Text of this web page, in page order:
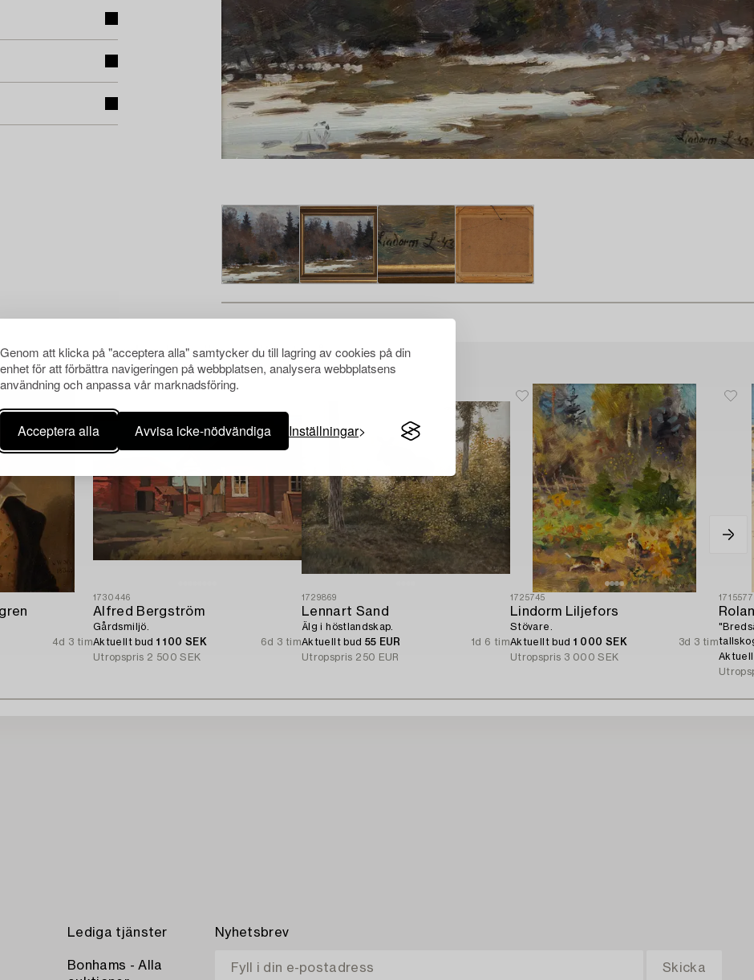
Genom att klicka på "acceptera alla" samtycker du till lagring av cookies på din
enhet för att förbättra navigeringen på webbplatsen, analysera webbplatsens
användning och anpassa vår marknadsföring.
Acceptera alla Avvisa icke-nödvändiga Inställningar
Andra har även tittat på
4d 3 tim
1730446
Alfred Bergström
Gårdsmiljö.
Aktuellt bud 1 100 SEK
6d 3 tim
Utropspris 2 500 SEK
1729869
Lennart Sand
Älg i höstlandskap.
Aktuellt bud 55 EUR
1d 6 tim
Utropspris 250 EUR
1725745
Lindorm Liljefors
Stövare.
Aktuellt bud 1 000 SEK
3d 3 tim
Utropspris 3 000 SEK
1715577
Lediga tjänster
Bonhams - Alla
Nyhetsbrev